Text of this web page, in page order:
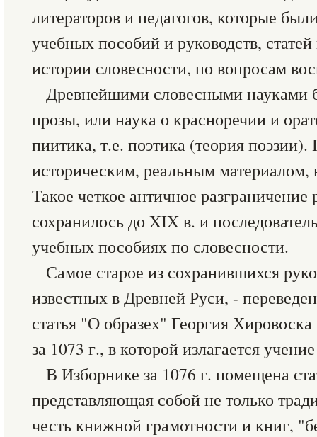
литераторов и педагогов, которые
учебных пособий и руководств,
истории словесности, по вопросам
Древнейшими словесными науками
прозы, или наука о красноречии и
пиитика, т.е. поэтика (теория
историческим, реальным
Такое четкое античное
сохранилось до XIX в. и
учебных пособиях по словесности.
Самое старое из сохранившихся
известных в Древней Руси, -
статья "О образех" Георгия
за 1073 г., в которой излагается
В Изборнике за 1076 г. помещена
представляющая собой не только
честь книжной грамотности и книг,